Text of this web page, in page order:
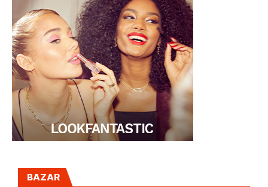
BAZAR